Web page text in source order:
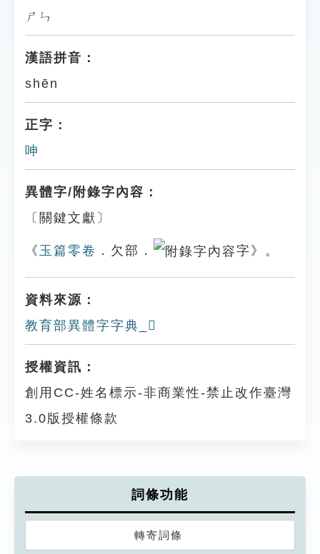
ㄕㄣ
漢語拼音：
shēn
正字：
呻
異體字/附錄字內容：
〔關鍵文獻〕
《 玉篇零卷 ．欠部． 字》。
資料來源：
教育部異體字字典_𣢘
授權資訊：
創用CC-姓名標示-非商業性-禁止改作臺灣
3.0版授權條款
詞條功能
轉寄詞條